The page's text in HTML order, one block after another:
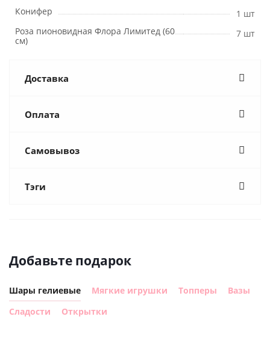
Конифер
1 шт
Роза пионовидная Флора Лимитед (60
см)
7 шт
Доставка
Оплата
Самовывоз
Тэги
Добавьте подарок
Шары гелиевые Мягкие игрушки Топперы
Вазы
Сладости
Открытки